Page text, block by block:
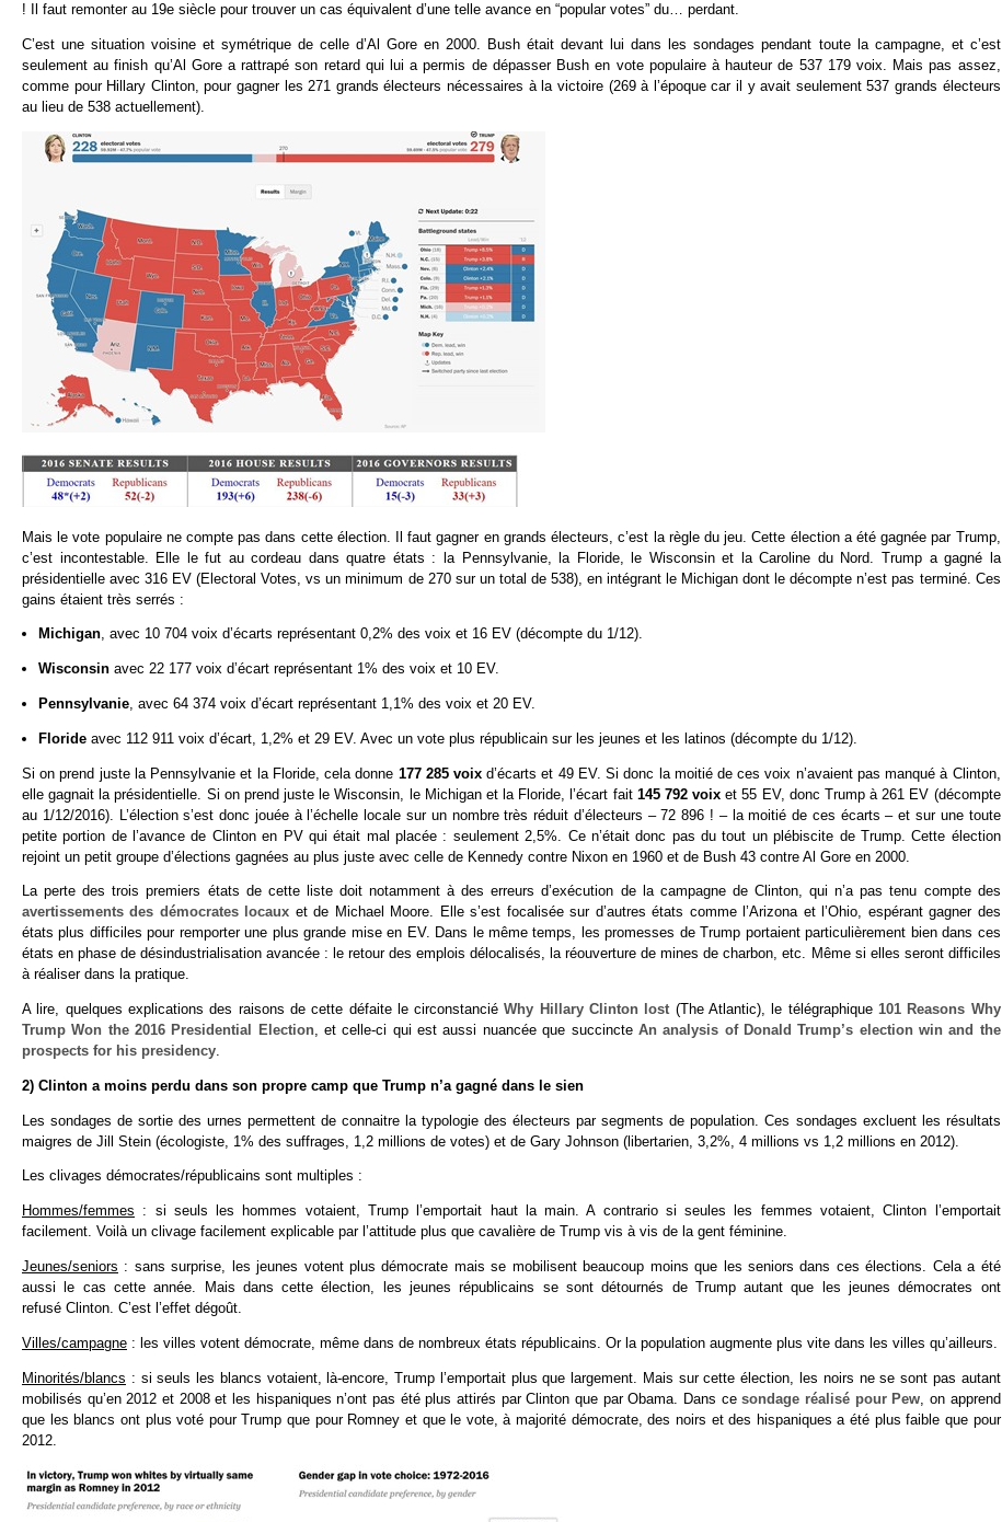
! Il faut remonter au 19e siècle pour trouver un cas équivalent d’une telle avance en “popular votes” du… perdant.
C’est une situation voisine et symétrique de celle d’Al Gore en 2000. Bush était devant lui dans les sondages pendant toute la campagne, et c’est
seulement au finish qu’Al Gore a rattrapé son retard qui lui a permis de dépasser Bush en vote populaire à hauteur de 537 179 voix. Mais pas assez,
comme pour Hillary Clinton, pour gagner les 271 grands électeurs nécessaires à la victoire (269 à l’époque car il y avait seulement 537 grands électeurs
au lieu de 538 actuellement).
Mais le vote populaire ne compte pas dans cette élection. Il faut gagner en grands électeurs, c’est la règle du jeu. Cette élection a été gagnée par Trump,
c’est incontestable. Elle le fut au cordeau dans quatre états : la Pennsylvanie, la Floride, le Wisconsin et la Caroline du Nord. Trump a gagné la
présidentielle avec 316 EV (Electoral Votes, vs un minimum de 270 sur un total de 538), en intégrant le Michigan dont le décompte n’est pas terminé. Ces
gains étaient très serrés :
Michigan, avec 10 704 voix d’écarts représentant 0,2% des voix et 16 EV (décompte du 1/12).
Wisconsinavec 22 177 voix d’écart représentant 1% des voix et 10 EV.
Pennsylvanie , avec 64 374 voix d’écart représentant 1,1% des voix et 20 EV.
Florideavec 112 911 voix d’écart, 1,2% et 29 EV. Avec un vote plus républicain sur les jeunes et les latinos (décompte du 1/12).
Si on prend juste la Pennsylvanie et la Floride, cela donne 177 285 voixd’écarts et 49 EV. Si donc la moitié de ces voix n’avaient pas manqué à Clinton,
elle gagnait la présidentielle. Si on prend juste le Wisconsin, le Michigan et la Floride, l’écart fait 145 792 voix et 55 EV, donc Trump à 261 EV (décompte
au 1/12/2016). L’élection s’est donc jouée à l’échelle locale sur un nombre très réduit d’électeurs – 72 896 ! – la moitié de ces écarts – et sur une toute
petite portion de l’avance de Clinton en PV qui était mal placée : seulement 2,5%. Ce n’était donc pas du tout un plébiscite de Trump. Cette élection
rejoint un petit groupe d’élections gagnées au plus juste avec celle de Kennedy contre Nixon en 1960 et de Bush 43 contre Al Gore en 2000.
La perte des trois premiers états de cette liste doit notamment à des erreurs d’exécution de la campagne de Clinton, qui n’a pas tenu compte des
avertissements des démocrates locaux et de Michael Moore. Elle s’est focalisée sur d’autres états comme l’Arizona et l’Ohio, espérant gagner des
états plus difficiles pour remporter une plus grande mise en EV. Dans le même temps, les promesses de Trump portaient particulièrement bien dans ces
états en phase de désindustrialisation avancée : le retour des emplois délocalisés, la réouverture de mines de charbon, etc. Même si elles seront difficiles
à réaliser dans la pratique.
A lire, quelques explications des raisons de cette défaite le circonstanciéWhy Hillary Clinton lost(The Atlantic), le télégraphique 101 Reasons Why
Trump Won the 2016 Presidential Election, et celle-ci qui est aussi nuancée que succincte An analysis of Donald Trump’s election win and the
prospects for his presidency.
2) Clinton a moins perdu dans son propre camp que Trump n’a gagné dans le sien
Les sondages de sortie des urnes permettent de connaitre la typologie des électeurs par segments de population. Ces sondages excluent les résultats
maigres de Jill Stein (écologiste, 1% des suffrages, 1,2 millions de votes) et de Gary Johnson (libertarien, 3,2%, 4 millions vs 1,2 millions en 2012).
Les clivages démocrates/républicains sont multiples :
Hommes/femmes : si seuls les hommes votaient, Trump l’emportait haut la main. A contrario si seules les femmes votaient, Clinton l’emportait
facilement. Voilà un clivage facilement explicable par l’attitude plus que cavalière de Trump vis à vis de la gent féminine.
Jeunes/seniors : sans surprise, les jeunes votent plus démocrate mais se mobilisent beaucoup moins que les seniors dans ces élections. Cela a été
aussi le cas cette année. Mais dans cette élection, les jeunes républicains se sont détournés de Trump autant que les jeunes démocrates ont
refusé Clinton. C’est l’effet dégoût.
Villes/campagne : les villes votent démocrate, même dans de nombreux états républicains. Or la population augmente plus vite dans les villes qu’ailleurs.
Minorités/blancs : si seuls les blancs votaient, là-encore, Trump l’emportait plus que largement. Mais sur cette élection, les noirs ne se sont pas autant
mobilisés qu’en 2012 et 2008 et les hispaniques n’ont pas été plus attirés par Clinton que par Obama. Dans cesondage réalisé pour Pew , on apprend
que les blancs ont plus voté pour Trump que pour Romney et que le vote, à majorité démocrate, des noirs et des hispaniques a été plus faible que pour
2012.